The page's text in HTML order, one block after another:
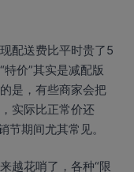
配送费比平时贵了5
价”其实是减配版
是，有些商家会把
实际比正常价还
节期间尤其常见。
越花哨了，各种“限